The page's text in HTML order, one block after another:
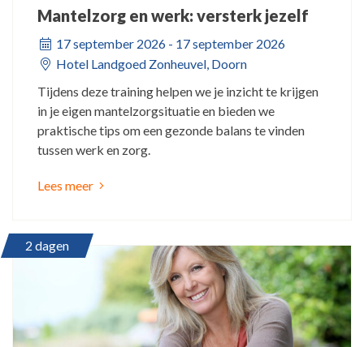
Mantelzorg en werk: versterk jezelf
17 september 2026 - 17 september 2026
Hotel Landgoed Zonheuvel, Doorn
Tijdens deze training helpen we je inzicht te krijgen
in je eigen mantelzorgsituatie en bieden we
praktische tips om een gezonde balans te vinden
tussen werk en zorg.
Lees meer
2 dagen